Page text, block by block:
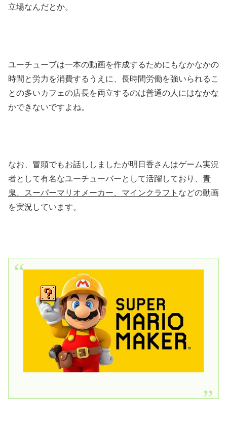
立場なんだとか。
ユーチューブは一本の動画を作成するためにもなかなかの
時間と労力を消費するうえに、長時間労働を強いられるこ
との多いカフェの店長を両立するのは普通の人にはなかな
かできないですよね。
なお、冒頭でもお話ししましたが明日香さんはゲーム実況
者として有名なユーチューバーとして活躍しており、 青
鬼、スーパーマリオメーカー、マインクラフト などの動画
を実況しています。